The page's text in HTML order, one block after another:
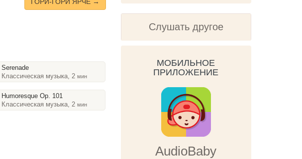
Serenade
Классическая музыка, 2мин
Humoresque Op. 101
Классическая музыка, 2мин
Слушать другое
МОБИЛЬНОЕ
ПРИЛОЖЕНИЕ
AudioBaby